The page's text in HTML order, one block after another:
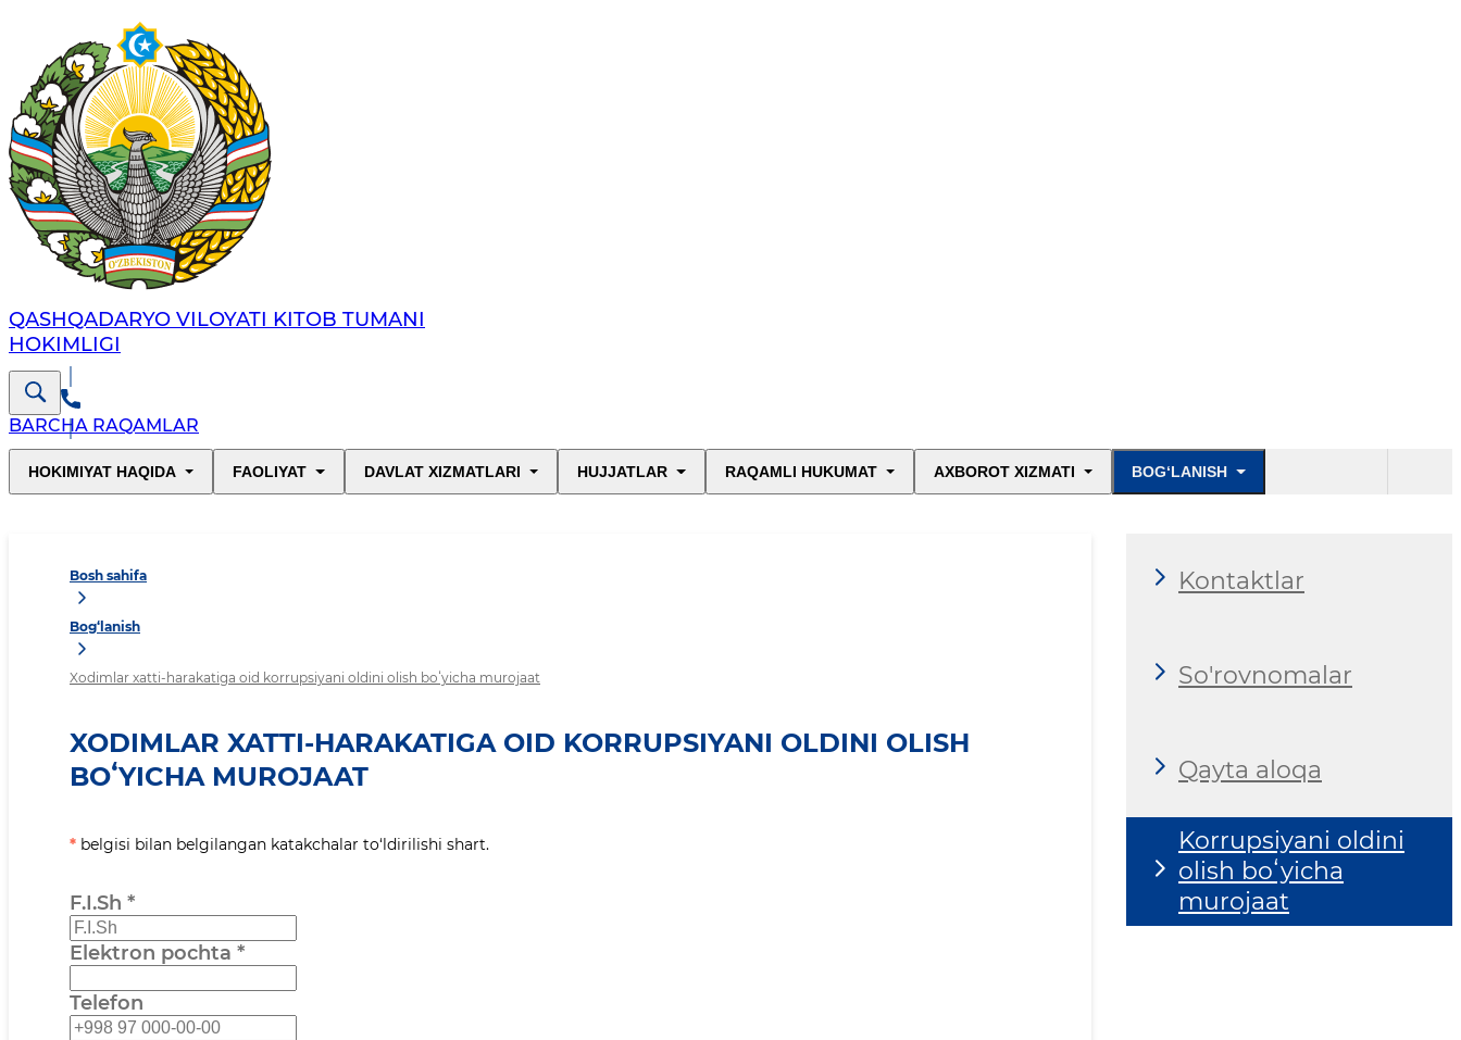
QASHQADARYO VILOYATI KITOB TUMANI
HOKIMLIGI
BARCHA RAQAMLAR
HOKIMIYAT HAQIDA FAOLIYAT DAVLAT XIZMATLARI HUJJATLAR RAQAMLI HUKUMAT AXBOROT XIZMATI BOG‘LANISH
Bosh sahifa
Bog‘lanish
Xodimlar xatti-harakatiga oid korrupsiyani oldini olish boʻyicha murojaat
XODIMLAR XATTI-HARAKATIGA OID KORRUPSIYANI OLDINI OLISH
BOʻYICHA MUROJAAT
* belgisi bilan belgilangan katakchalar to‘ldirilishi shart.
F.I.Sh *
Elektron pochta *
Telefon
Kontaktlar
So'rovnomalar
Qayta aloqa
Korrupsiyani oldini
olish boʻyicha
murojaat